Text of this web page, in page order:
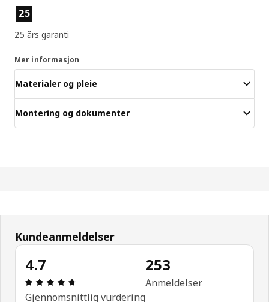
Produktfunksjoner
25
25 års garanti
Mer informasjon
Materialer og pleie
Montering og dokumenter
Kundeanmeldelser
4.7
Produktomtale: 4.7 ingen kundevurdering 5
Gjennomsnittlig vurdering
253
Anmeldelser